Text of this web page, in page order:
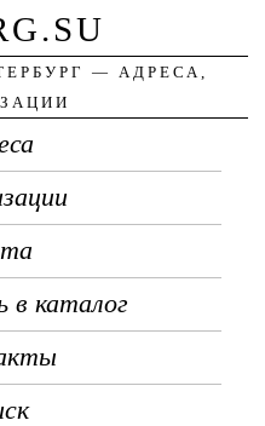
— АДРЕСА,
в каталог